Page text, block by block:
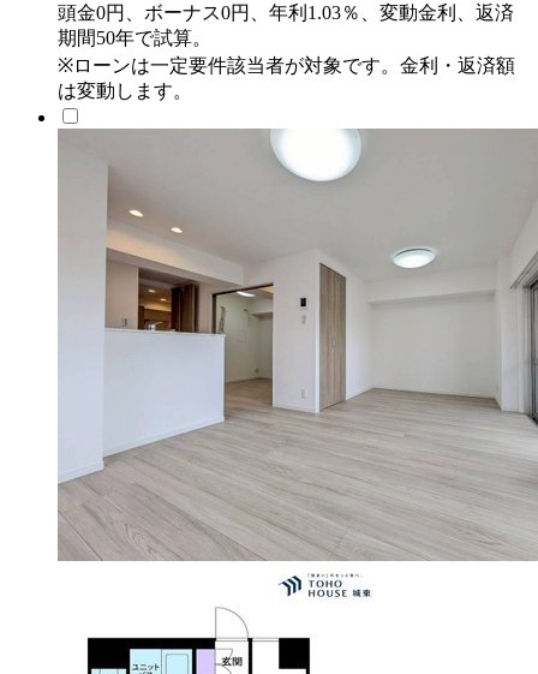
頭金0円、ボーナス0円、年利1.03％、変動金利、返済
期間50年で試算。
※ローンは一定要件該当者が対象です。金利・返済額
は変動します。